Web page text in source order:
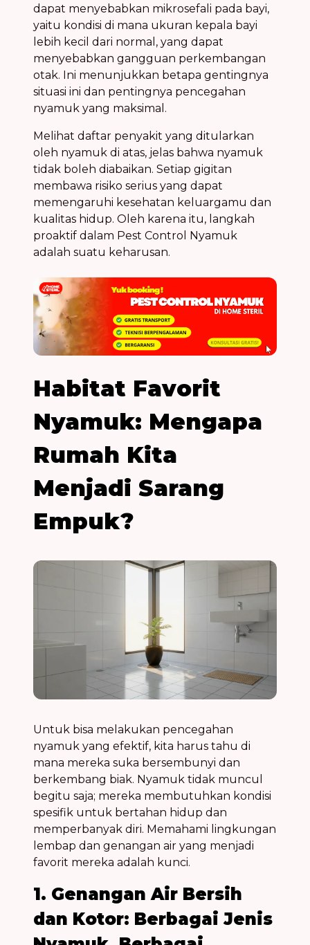
dapat menyebabkan mikrosefali pada bayi,
yaitu kondisi di mana ukuran kepala bayi
lebih kecil dari normal, yang dapat
menyebabkan gangguan perkembangan
otak. Ini menunjukkan betapa gentingnya
situasi ini dan pentingnya pencegahan
nyamuk yang maksimal.
Melihat daftar penyakit yang ditularkan
oleh nyamuk di atas, jelas bahwa nyamuk
tidak boleh diabaikan. Setiap gigitan
membawa risiko serius yang dapat
memengaruhi kesehatan keluargamu dan
kualitas hidup. Oleh karena itu, langkah
proaktif dalam Pest Control Nyamuk
adalah suatu keharusan.
Habitat Favorit
Nyamuk: Mengapa
Rumah Kita
Menjadi Sarang
Empuk?
Untuk bisa melakukan pencegahan
nyamuk yang efektif, kita harus tahu di
mana mereka suka bersembunyi dan
berkembang biak. Nyamuk tidak muncul
begitu saja; mereka membutuhkan kondisi
spesifik untuk bertahan hidup dan
memperbanyak diri. Memahami lingkungan
lembap dan genangan air yang menjadi
favorit mereka adalah kunci.
1. Genangan Air Bersih
dan Kotor: Berbagai Jenis